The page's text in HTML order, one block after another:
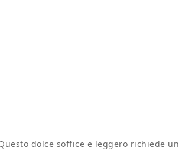
dolce soffice e leggero richiede un